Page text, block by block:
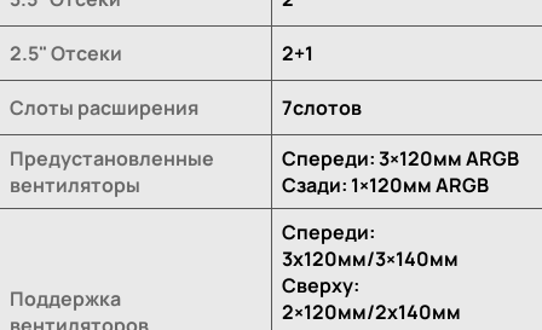
2.5" Отсеки 2+1
Слоты расширения
7слотов
Предустановленные
вентиляторы
Спереди: 3×120мм ARGB
Сзади: 1×120мм ARGB
Поддержка
Спереди:
3x120мм/3×140мм
Сверху:
2×120мм/2x140мм